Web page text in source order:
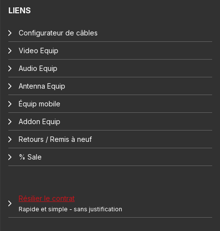
LIENS
Configurateur de câbles
Video Equip
Audio Equip
Antenna Equip
Équip mobile
Addon Equip
Retours / Remis à neuf
% Sale
Résilier le contrat
Rapide et simple - sans justification